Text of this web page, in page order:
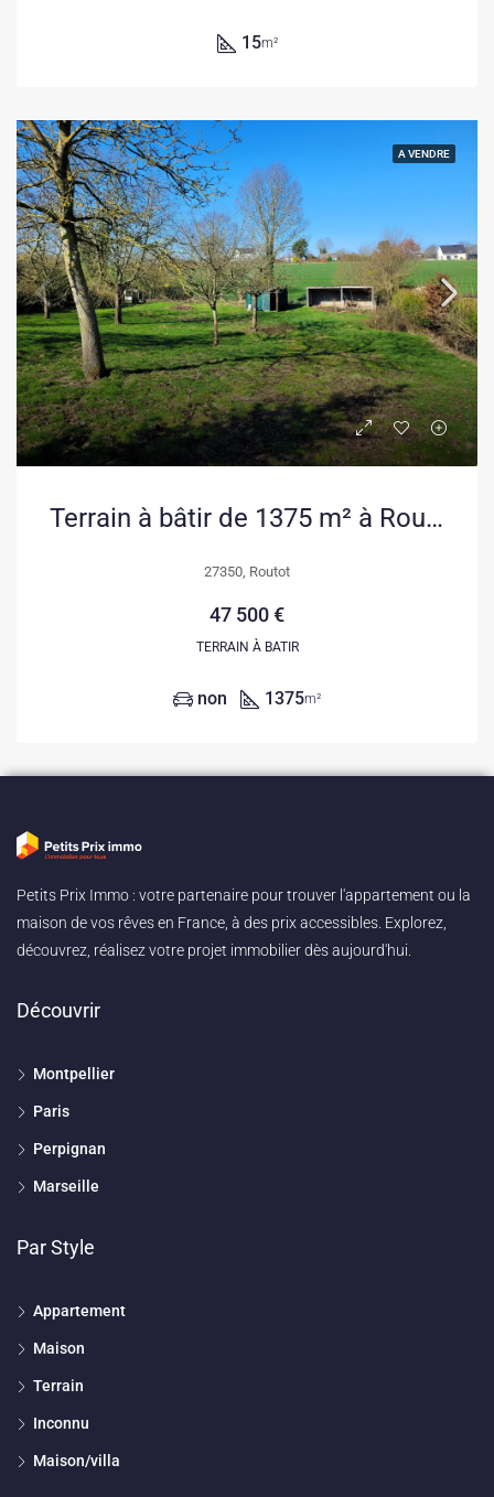
15m²
A VENDRE
Terrain à bâtir de 1375 m² à Routot, vue dégagée et accès rapide à l’A13
27350, Routot
47 500 €
TERRAIN À BATIR
non 1375m²
Petits Prix Immo : votre partenaire pour trouver l'appartement ou la
maison de vos rêves en France, à des prix accessibles. Explorez,
découvrez, réalisez votre projet immobilier dès aujourd'hui.
Découvrir
Montpellier
Paris
Perpignan
Marseille
Par Style
Appartement
Maison
Terrain
Inconnu
Maison/villa